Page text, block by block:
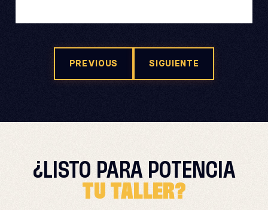
PREVIOUS SIGUIENTE
¿LISTO PARA POTENCIA
TU TALLER?